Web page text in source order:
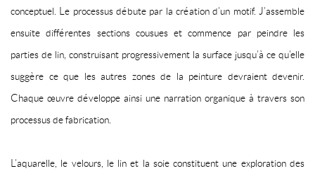
conceptuel. Le processus débute par la création d’un motif. J’assemble
ensuite différentes sections cousues et commence par peindre les
parties de lin, construisant progressivement la surface jusqu’à ce qu’elle
suggère ce que les autres zones de la peinture devraient devenir.
Chaque œuvre développe ainsi une narration organique à travers son
processus de fabrication.
L’aquarelle, le velours, le lin et la soie constituent une exploration des